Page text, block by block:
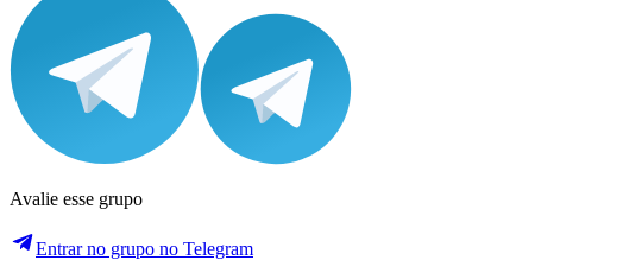
Avalie esse grupo
Entrar no grupo no Telegram